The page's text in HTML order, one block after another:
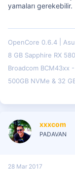
yamaları gerekebilir.
OpenCore 0.6.4
8 GB Sapphire RX
Broadcom BCM43xx
500GB NVMe & 32
xxxcom
PADAVAN
28 Mar 2017